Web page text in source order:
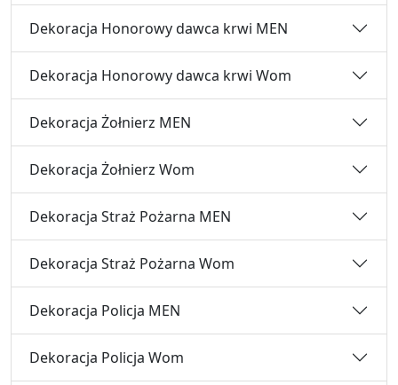
Dekoracja Honorowy dawca krwi MEN
Dekoracja Honorowy dawca krwi Wom
Dekoracja Żołnierz MEN
Dekoracja Żołnierz Wom
Dekoracja Straż Pożarna MEN
Dekoracja Straż Pożarna Wom
Dekoracja Policja MEN
Dekoracja Policja Wom